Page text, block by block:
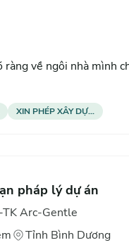
về ngôi nhà mình
XIN PHÉP XÂY DỰ...
pháp lý dự án
TK Arc-Gentle
Tỉnh Bình Dương